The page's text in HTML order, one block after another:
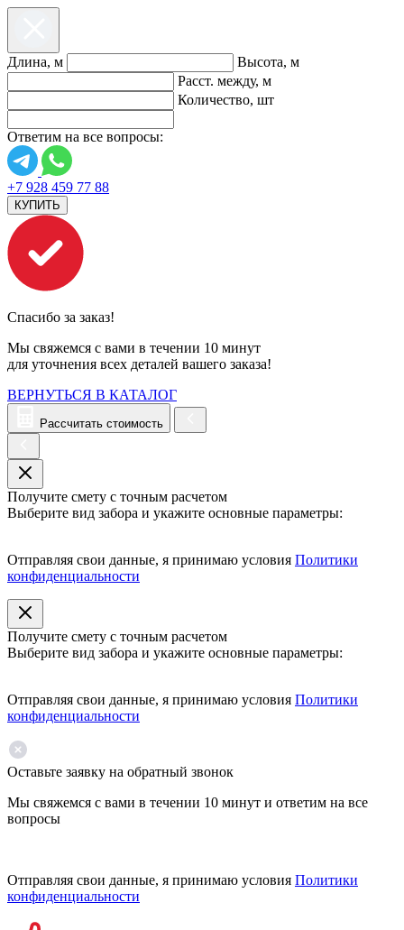
Длина, м
Высота, м
Расст. между, м
Количество, шт
Ответим на все вопросы:
+7 928 459 77 88
КУПИТЬ
Спасибо за заказ!
Мы свяжемся с вами в течении 10 минут
для уточнения всех деталей вашего заказа!
ВЕРНУТЬСЯ В КАТАЛОГ
Рассчитать стоимость
Получите смету с точным расчетом
Выберите вид забора и укажите основные параметры:
Отправляя свои данные, я принимаю условия Политики
конфиденциальности
Получите смету с точным расчетом
Выберите вид забора и укажите основные параметры:
Отправляя свои данные, я принимаю условия Политики
конфиденциальности
Оставьте заявку на обратный звонок
Мы свяжемся с вами в течении 10 минут и ответим на все
вопросы
Отправляя свои данные, я принимаю условия Политики
конфиденциальности